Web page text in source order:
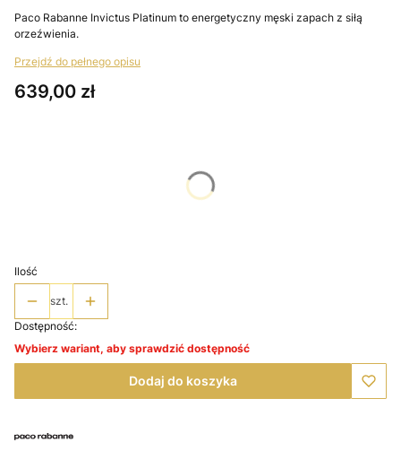
Paco Rabanne Invictus Platinum to energetyczny męski zapach z siłą
orzeźwienia.
Przejdź do pełnego opisu
Cena
639,00 zł
Ilość
szt.
Dostępność:
Wybierz wariant, aby sprawdzić dostępność
Dodaj do koszyka